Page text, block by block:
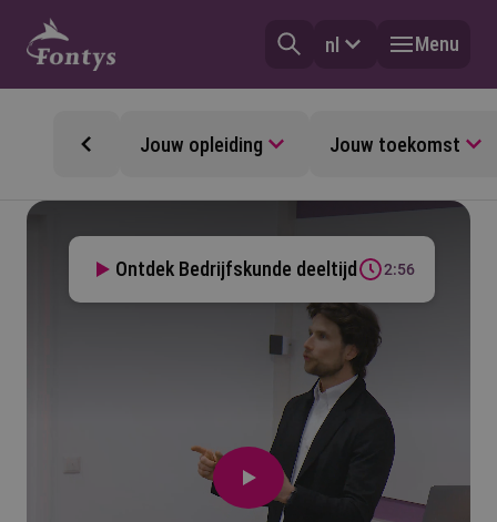
nl Menu
Jouw opleiding Jouw toekomst
Ontdek Bedrijfskunde deeltijd 2:56